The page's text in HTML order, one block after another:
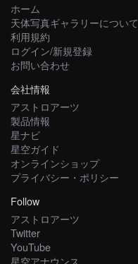
ホーム
天体写真ギャラリーについて
利用規約
ログイン/新規登録
お問い合わせ
会社情報
アストロアーツ
製品情報
星ナビ
星空ガイド
オンラインショップ
プライバシー・ポリシー
Follow
アストロアーツ
Twitter
YouTube
星空アナウンス